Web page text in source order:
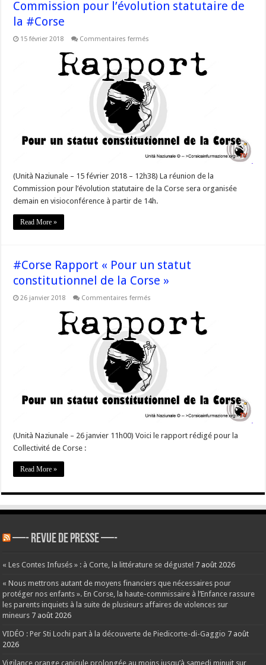
Commission pour l’évolution statutaire de
la #Corse
15 février 2018 Commentaires fermés
Mastor
présenté
à
la
Commission
pour
l’évolution
statutaire
de
la
#Corse
(Unità Naziunale – 15 février 2018 – 12h38) La réunion de la
Commission pour l’évolution statutaire de la Corse sera organisée
demain en visioconférence à partir de 14h.
Read More »
#Corse Rapport « Pour un statut
constitutionnel de la Corse »
26 janvier 2018 Commentaires fermés
« Pour
un
statut
constitutionnel
de
la
(Unità Naziunale – 26 janvier 11h00) Voici le rapport rédigé pour la
Collectivité de Corse :
Read More »
—- REVUE DE PRESSE —-
« Les Contes Infusés » : à Corte, la littérature se déguste! 7 août 2026
« Nous mettrons autant de moyens financiers que nécessaires pour
protéger nos enfants ». En Corse, la haute-commissaire à l’Enfance rassure
les parents inquiets à la suite de plusieurs affaires de violences sur
mineurs 7 août 2026
VIDÉO : Per Sti Lochi part à la découverte de Piedicorte-di-Gaggio 7 août
2026
Vigilance orange canicule prolongée au moins jusqu’à samedi minuit sur